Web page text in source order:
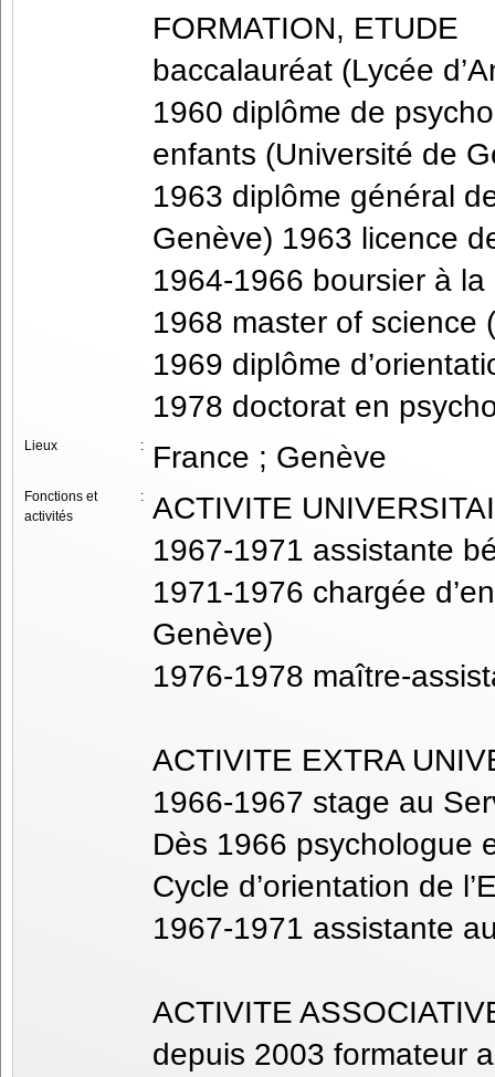
FORMATION, ETUDE
baccalauréat (Lycée
1960 diplôme de
enfants (Université de
1963 diplôme général
Genève) 1963 licence
1964-1966 boursier à
1968 master of science
1969 diplôme
1978 doctorat en
Lieux : France ; Genève
Fonctions et
activités
: ACTIVITE
1967-1971 assistante
1971-1976 chargée
Genève)
1976-1978 maître-
ACTIVITE EXTRA
1966-1967 stage au
Dès 1966 psychologue
Cycle d’orientation de
1967-1971 assistante
ACTIVITE
depuis 2003 formateur